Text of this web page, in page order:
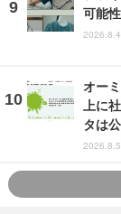
可能
オー
上に
タは